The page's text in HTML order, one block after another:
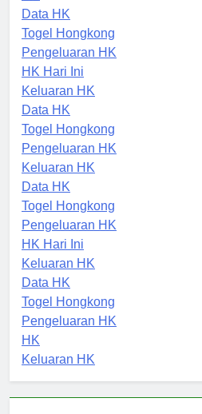
HK
Data HK
Togel Hongkong
Pengeluaran HK
HK Hari Ini
Keluaran HK
Data HK
Togel Hongkong
Pengeluaran HK
Keluaran HK
Data HK
Togel Hongkong
Pengeluaran HK
HK Hari Ini
Keluaran HK
Data HK
Togel Hongkong
Pengeluaran HK
HK